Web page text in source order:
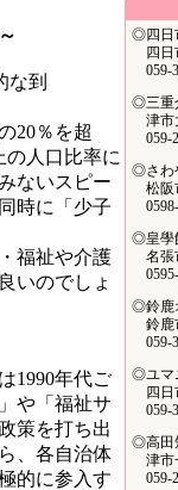
～
な到
20％を超
の人口比率に
ないスピー
時に「少子
福祉や介護
いのでしょ
1990年代ご
や「福祉サ
策を打ち出
、各自治体
的に参入す
◎四日
四日
059-
◎三重
津市
059-
◎さわ
松阪
◎皇學
名張
◎鈴鹿
鈴鹿
059-
◎ユマ
四日
059-
◎高田
津市
059-